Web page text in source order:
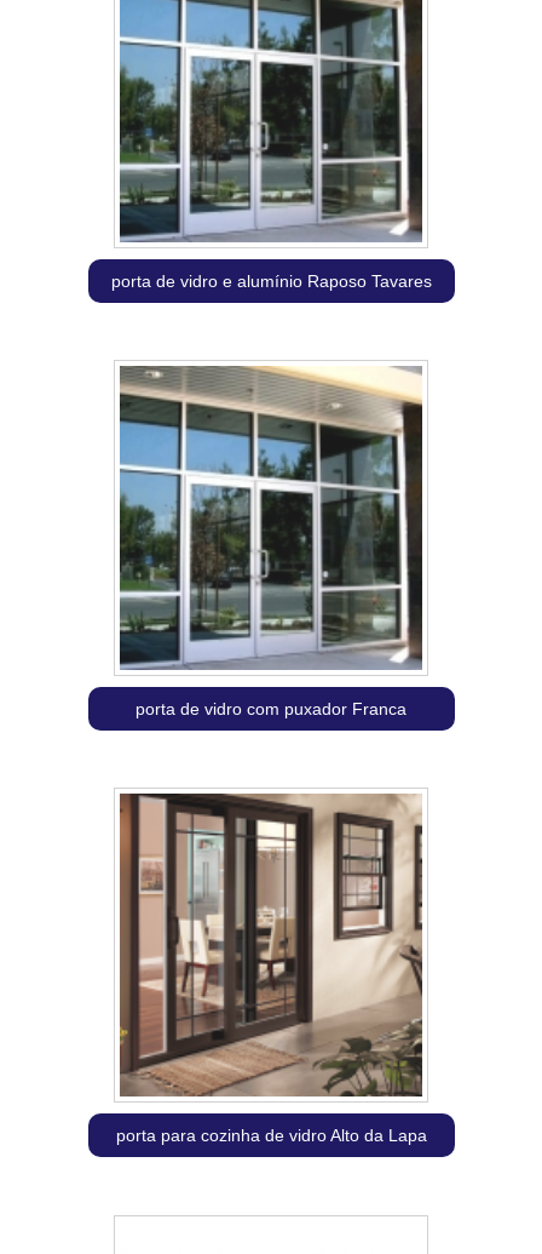
porta de vidro e alumínio Raposo Tavares
porta de vidro com puxador Franca
porta para cozinha de vidro Alto da Lapa